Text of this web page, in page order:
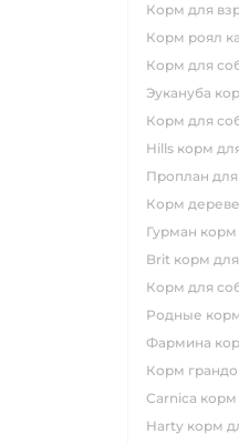
корм для
корм роял
корм для
эукануба
корм для
hills корм
проплан
корм
гурман
brit корм
корм для
родные
фармина
корм
carnica
harty корм